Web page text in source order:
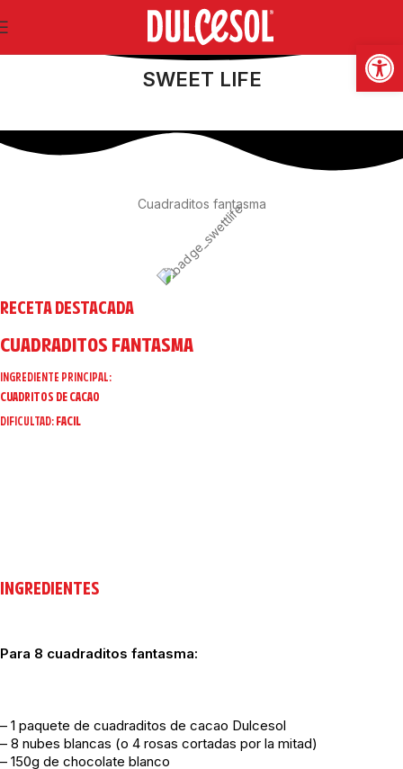
SWEET LIFE
Cuadraditos fantasma
RECETA DESTACADA
CUADRADITOS FANTASMA
INGREDIENTE PRINCIPAL:
CUADRITOS DE CACAO
DIFICULTAD: FACIL
INGREDIENTES
Para 8 cuadraditos fantasma:
– 1 paquete de cuadraditos de cacao Dulcesol
– 8 nubes blancas (o 4 rosas cortadas por la mitad)
– 150g de chocolate blanco